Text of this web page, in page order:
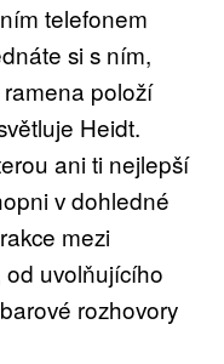
telefonem
si s ním,
položí
Heidt.
ani ti nejlepší
v dohledné
mezi
uvolňujícího
rozhovory